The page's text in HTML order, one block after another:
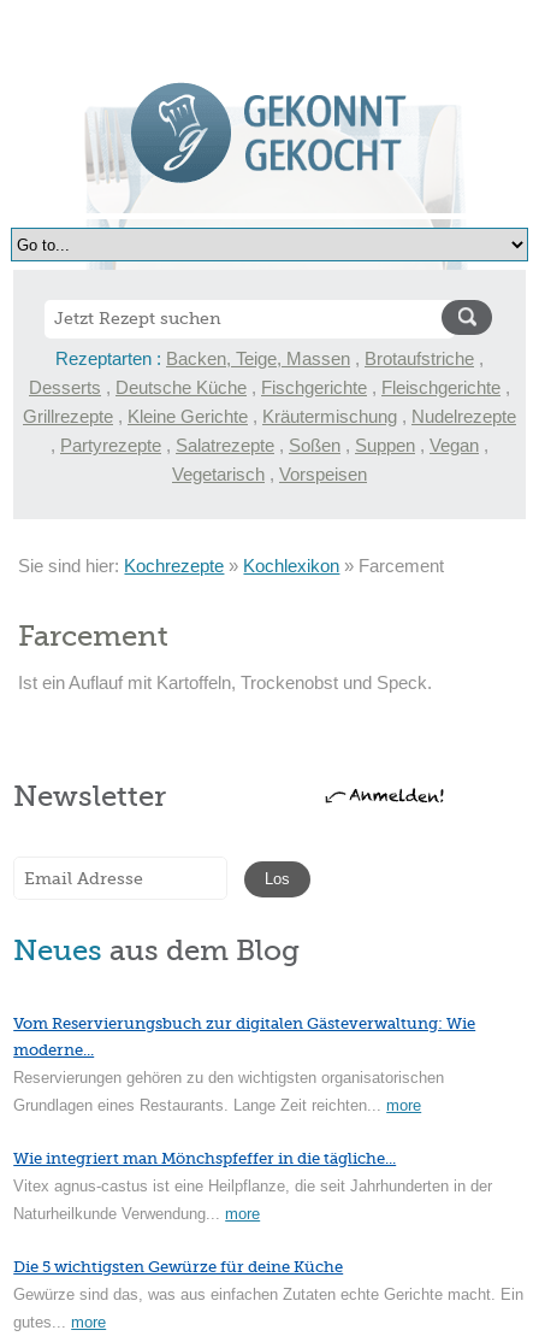
Rezeptarten : Backen, Teige, Massen , Brotaufstriche ,
Desserts , Deutsche Küche , Fischgerichte , Fleischgerichte ,
Grillrezepte , Kleine Gerichte , Kräutermischung , Nudelrezepte
, Partyrezepte , Salatrezepte , Soßen , Suppen , Vegan ,
Vegetarisch , Vorspeisen
Sie sind hier: Kochrezepte » Kochlexikon » Farcement
Farcement
Ist ein Auflauf mit Kartoffeln, Trockenobst und Speck.
Newsletter
Neues aus dem Blog
Vom Reservierungsbuch zur digitalen Gästeverwaltung: Wie
moderne...
Reservierungen gehören zu den wichtigsten organisatorischen
Grundlagen eines Restaurants. Lange Zeit reichten...more
Wie integriert man Mönchspfeffer in die tägliche...
Vitex agnus-castus ist eine Heilpflanze, die seit Jahrhunderten in der
Naturheilkunde Verwendung...more
Die 5 wichtigsten Gewürze für deine Küche
Gewürze sind das, was aus einfachen Zutaten echte Gerichte macht. Ein
gutes...more